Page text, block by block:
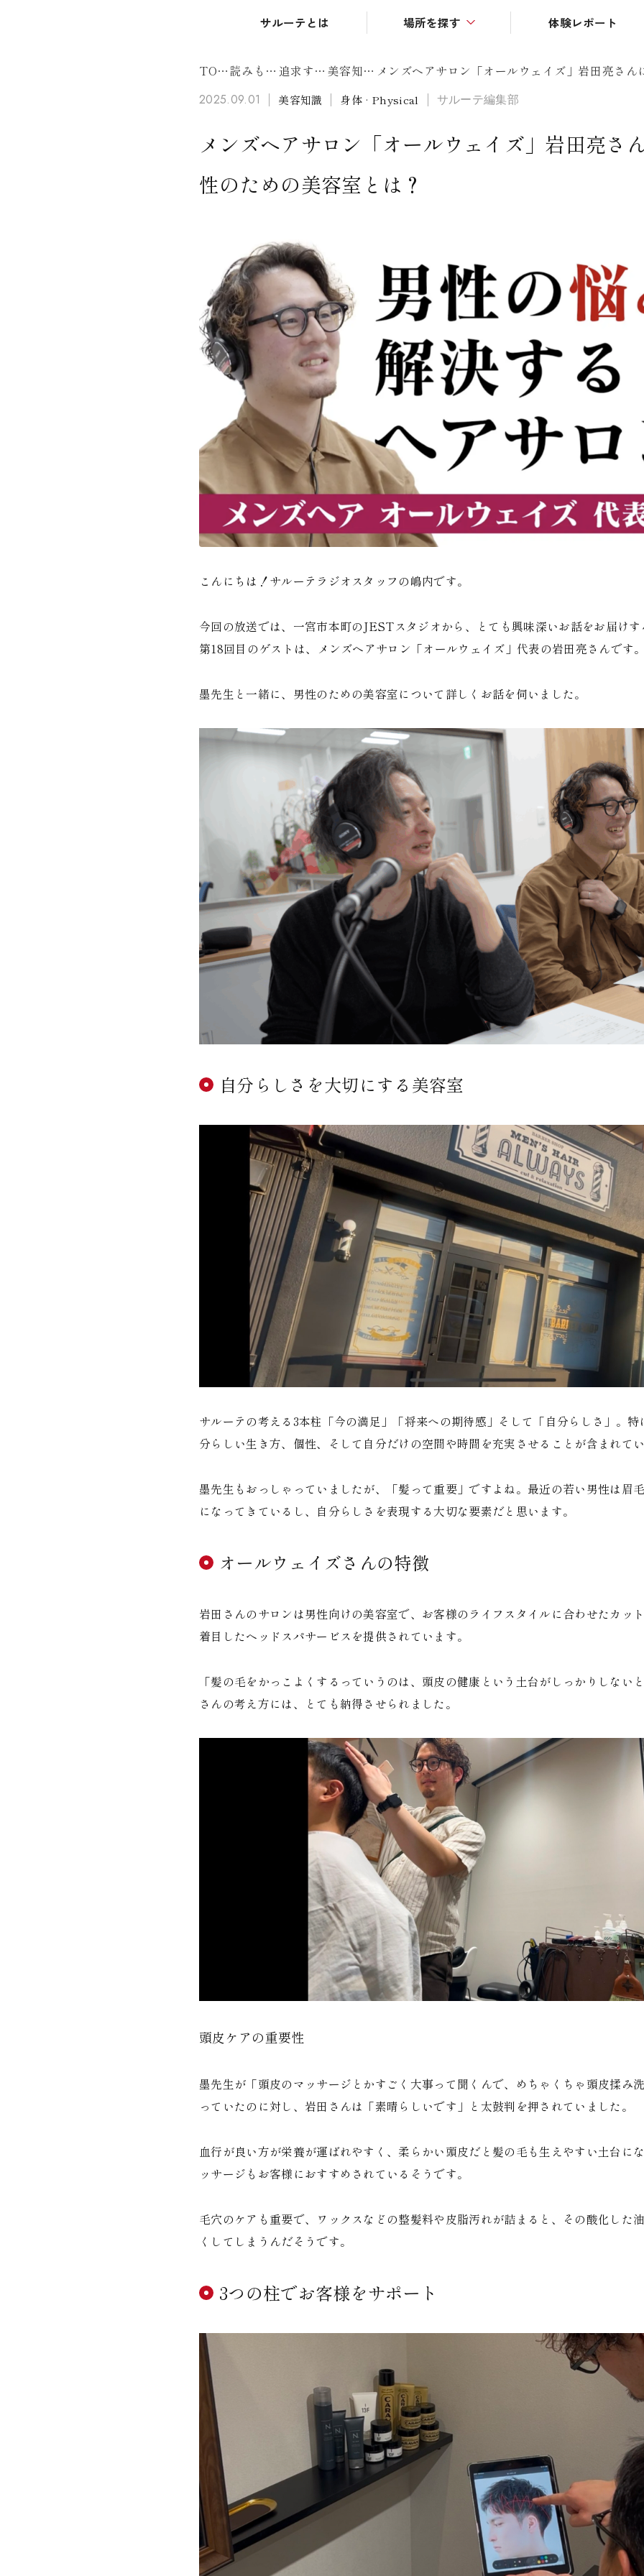
本文までスキップ
サルーテとは 場所を探す
インテリア
カルチャー
グルメ
体験レポート
TOP 読みもの 追求する
美容知識
2025.09.01
美容知識 身体 · Physical サルーテ編集部
メンズヘアサロン「オールウェイズ」岩田亮さ
性のための美容室とは？
こんにちは！サルーテラジオスタッフの嶋内です。
今回の放送では、一宮市本町のJESTスタジオから、とても興味深いお話をお届け
第18回目のゲストは、メンズヘアサロン「オールウェイズ」代表の岩田亮さんです
墨先生と一緒に、男性のための美容室について詳しくお話を伺いました。
自分らしさを大切にする美容室
サルーテの考える3本柱「今の満足」「将来への期待感」そして「自分らしさ」。
分らしい生き方、個性、そして自分だけの空間や時間を充実させることが含まれて
墨先生もおっしゃっていましたが、「髪って重要」ですよね。最近の若い男性は眉
になってきているし、自分らしさを表現する大切な要素だと思います。
オールウェイズさんの特徴
岩田さんのサロンは男性向けの美容室で、お客様のライフスタイルに合わせたカッ
着目したヘッドスパサービスを提供されています。
「髪の毛をかっこよくするっていうのは、頭皮の健康という土台がしっかりしない
さんの考え方には、とても納得させられました。
頭皮ケアの重要性
墨先生が「頭皮のマッサージとかすごく大事って聞くんで、めちゃくちゃ頭皮揉み
っていたのに対し、岩田さんは「素晴らしいです」と太鼓判を押されていました。
血行が良い方が栄養が運ばれやすく、柔らかい頭皮だと髪の毛も生えやすい土台に
ッサージもお客様におすすめされているそうです。
毛穴のケアも重要で、ワックスなどの整髪料や皮脂汚れが詰まると、その酸化した
くしてしまうんだそうです。
3つの柱でお客様をサポート